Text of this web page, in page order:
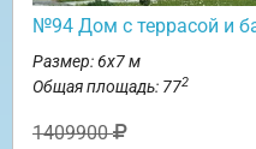
№94 Дом с террасой и
Размер: 6х7 м
Общая площадь: 772
1409900